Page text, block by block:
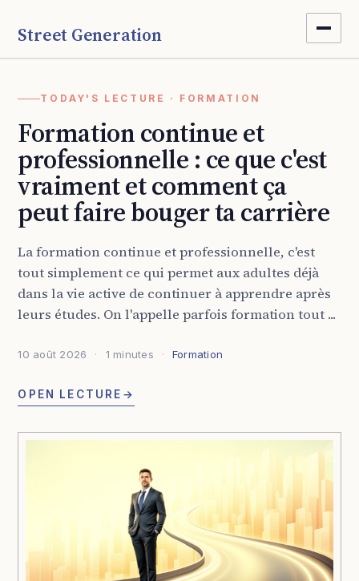
Street Generation
TODAY'S LECTURE · FORMATION
Formation continue et
professionnelle : ce que c'est
vraiment et comment ça
peut faire bouger ta carrière
La formation continue et professionnelle, c'est
tout simplement ce qui permet aux adultes déjà
dans la vie active de continuer à apprendre après
leurs études. On l'appelle parfois formation tout ...
10 août 2026 1 minutes Formation
OPEN LECTURE →